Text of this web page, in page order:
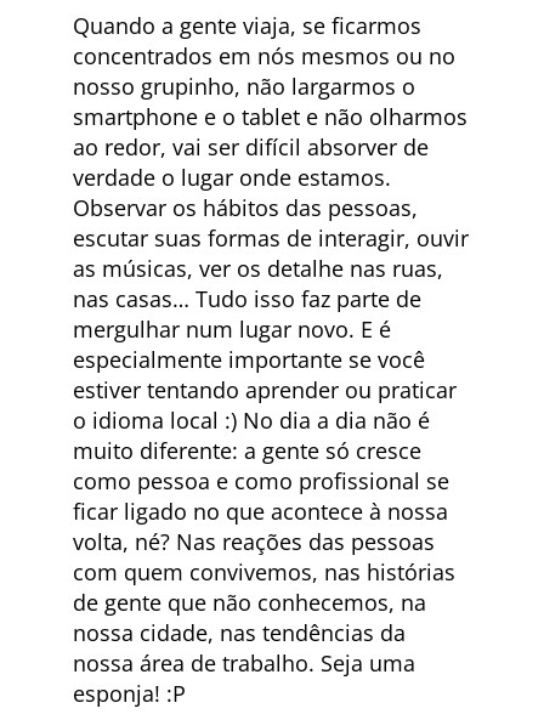
Quando a gente viaja, se ficarmos
concentrados em nós mesmos ou no
nosso grupinho, não largarmos o
smartphone e o tablet e não olharmos
ao redor, vai ser difícil absorver de
verdade o lugar onde estamos.
Observar os hábitos das pessoas,
escutar suas formas de interagir, ouvir
as músicas, ver os detalhe nas ruas,
nas casas… Tudo isso faz parte de
mergulhar num lugar novo. E é
especialmente importante se você
estiver tentando aprender ou praticar
o idioma local :) No dia a dia não é
muito diferente: a gente só cresce
como pessoa e como profissional se
ficar ligado no que acontece à nossa
volta, né? Nas reações das pessoas
com quem convivemos, nas histórias
de gente que não conhecemos, na
nossa cidade, nas tendências da
nossa área de trabalho. Seja uma
esponja! :P